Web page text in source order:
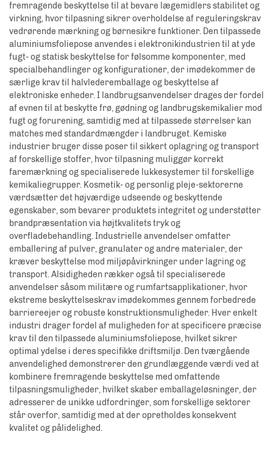
fremragende beskyttelse til at bevare lægemidlers stabilitet og
virkning, hvor tilpasning sikrer overholdelse af reguleringskrav
vedrørende mærkning og børnesikre funktioner. Den tilpassede
aluminiumsfoliepose anvendes i elektronikindustrien til at yde
fugt- og statisk beskyttelse for følsomme komponenter, med
specialbehandlinger og konfigurationer, der imødekommer de
særlige krav til halvlederemballage og beskyttelse af
elektroniske enheder. I landbrugsanvendelser drages der fordel
af evnen til at beskytte frø, gødning og landbrugskemikalier mod
fugt og forurening, samtidig med at tilpassede størrelser kan
matches med standardmængder i landbruget. Kemiske
industrier bruger disse poser til sikkert oplagring og transport
af forskellige stoffer, hvor tilpasning muliggør korrekt
faremærkning og specialiserede lukkesystemer til forskellige
kemikaliegrupper. Kosmetik- og personlig pleje-sektorerne
værdsætter det højværdige udseende og beskyttende
egenskaber, som bevarer produktets integritet og understøtter
brandpræsentation via højtkvalitets tryk og
overfladebehandling. Industrielle anvendelser omfatter
emballering af pulver, granulater og andre materialer, der
kræver beskyttelse mod miljøpåvirkninger under lagring og
transport. Alsidigheden rækker også til specialiserede
anvendelser såsom militære og rumfartsapplikationer, hvor
ekstreme beskyttelseskrav imødekommes gennem forbedrede
barriereejer og robuste konstruktionsmuligheder. Hver enkelt
industri drager fordel af muligheden for at specificere præcise
krav til den tilpassede aluminiumsfoliepose, hvilket sikrer
optimal ydelse i deres specifikke driftsmiljø. Den tværgående
anvendelighed demonstrerer den grundlæggende værdi ved at
kombinere fremragende beskyttelse med omfattende
tilpasningsmuligheder, hvilket skaber emballageløsninger, der
adresserer de unikke udfordringer, som forskellige sektorer
står overfor, samtidig med at der opretholdes konsekvent
kvalitet og pålidelighed.